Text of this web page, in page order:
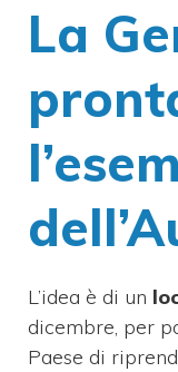
La
L’idea è di un
dicembre, per
Paese di